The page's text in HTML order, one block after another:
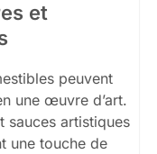
et
peuvent
une œuvre d’art.
sauces artistiques
une touche de